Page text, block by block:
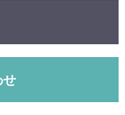
せ